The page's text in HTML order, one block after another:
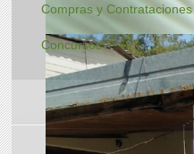
Compras y Contrataciones
Concursos